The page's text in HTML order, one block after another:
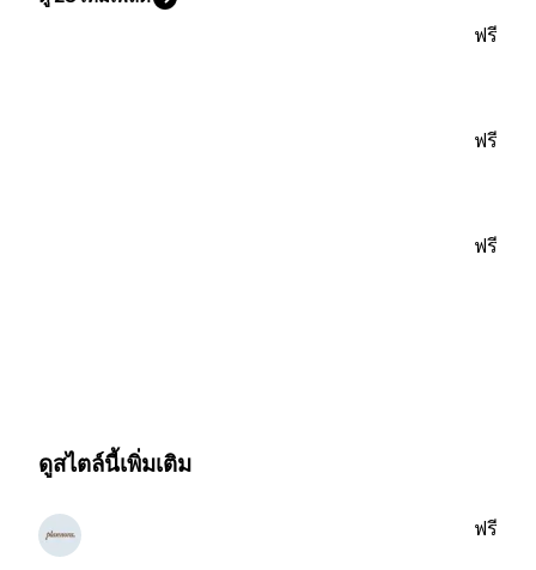
ฟรี
ฟรี
ฟรี
ดูสไตล์นี้เพิ่มเติม
ฟรี